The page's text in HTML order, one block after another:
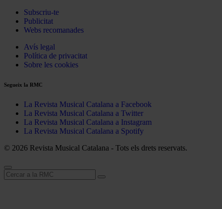
Subscriu-te
Publicitat
Webs recomanades
Avís legal
Política de privacitat
Sobre les cookies
Segueix la RMC
La Revista Musical Catalana a Facebook
La Revista Musical Catalana a Twitter
La Revista Musical Catalana a Instagram
La Revista Musical Catalana a Spotify
© 2026 Revista Musical Catalana - Tots els drets reservats.
Cerca